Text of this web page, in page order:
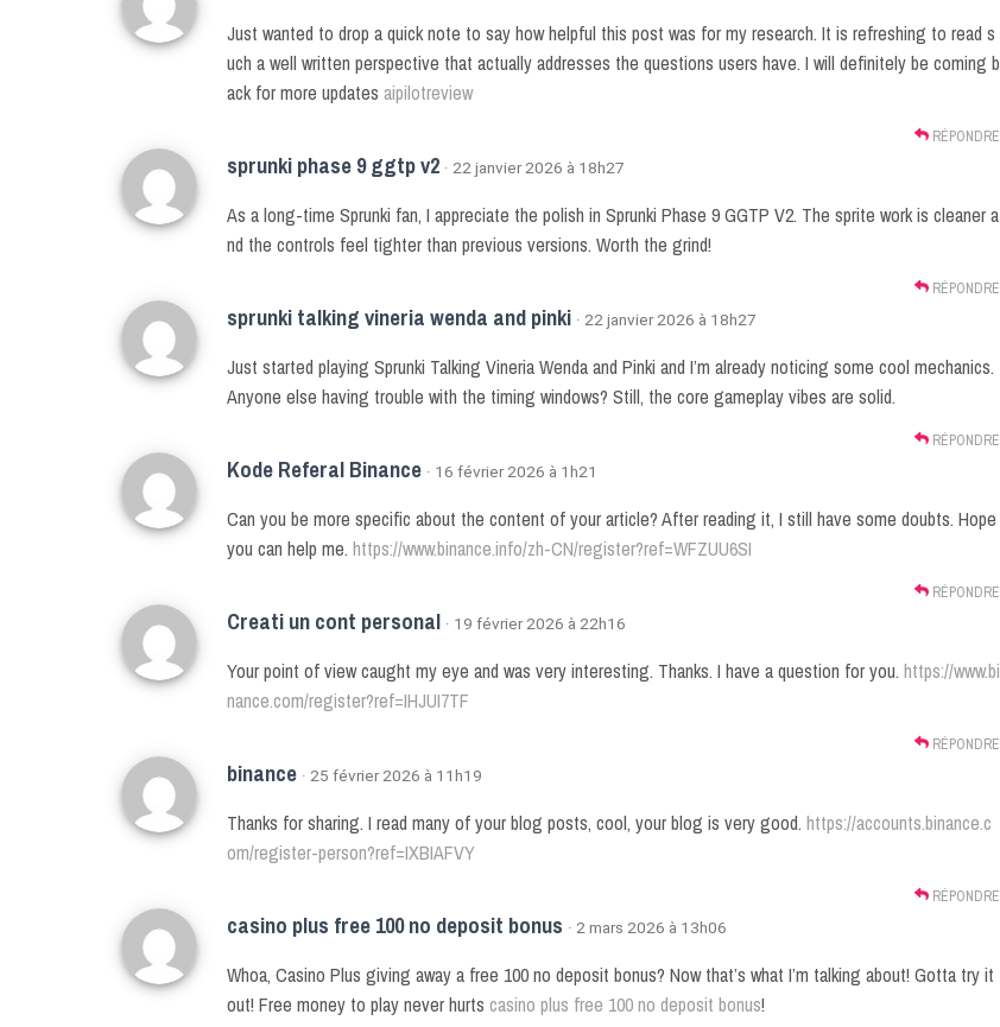
Just wanted to drop a quick note to say how helpful this post was for my research. It is refreshing to read s
uch a well written perspective that actually addresses the questions users have. I will definitely be coming b
ack for more updates aipilotreview
RÉPONDRE
sprunki phase 9 ggtp v2 · 22 janvier 2026 à 18h27
As a long-time Sprunki fan, I appreciate the polish in Sprunki Phase 9 GGTP V2. The sprite work is cleaner a
nd the controls feel tighter than previous versions. Worth the grind!
RÉPONDRE
sprunki talking vineria wenda and pinki · 22 janvier 2026 à 18h27
Just started playing Sprunki Talking Vineria Wenda and Pinki and I’m already noticing some cool mechanics.
Anyone else having trouble with the timing windows? Still, the core gameplay vibes are solid.
RÉPONDRE
Kode Referal Binance · 16 février 2026 à 1h21
Can you be more specific about the content of your article? After reading it, I still have some doubts. Hope
you can help me. https://www.binance.info/zh-CN/register?ref=WFZUU6SI
RÉPONDRE
Creati un cont personal · 19 février 2026 à 22h16
Your point of view caught my eye and was very interesting. Thanks. I have a question for you. https://www.bi
nance.com/register?ref=IHJUI7TF
RÉPONDRE
binance · 25 février 2026 à 11h19
Thanks for sharing. I read many of your blog posts, cool, your blog is very good. https://accounts.binance.c
om/register-person?ref=IXBIAFVY
RÉPONDRE
casino plus free 100 no deposit bonus · 2 mars 2026 à 13h06
Whoa, Casino Plus giving away a free 100 no deposit bonus? Now that’s what I’m talking about! Gotta try it
out! Free money to play never hurts casino plus free 100 no deposit bonus!